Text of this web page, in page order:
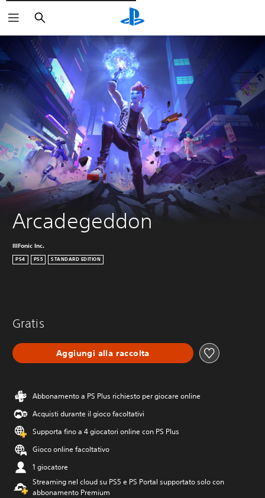
Cerca
Arcadegeddon
IllFonic Inc.
PS4 PS5 STANDARD EDITION
Gratis
Aggiungi alla raccolta
Abbonamento a PS Plus richiesto per giocare online
Acquisti durante il gioco facoltativi
Supporta fino a 4 giocatori online con PS Plus
Gioco online facoltativo
1 giocatore
Streaming nel cloud su PS5 e PS Portal supportato solo con
abbonamento Premium